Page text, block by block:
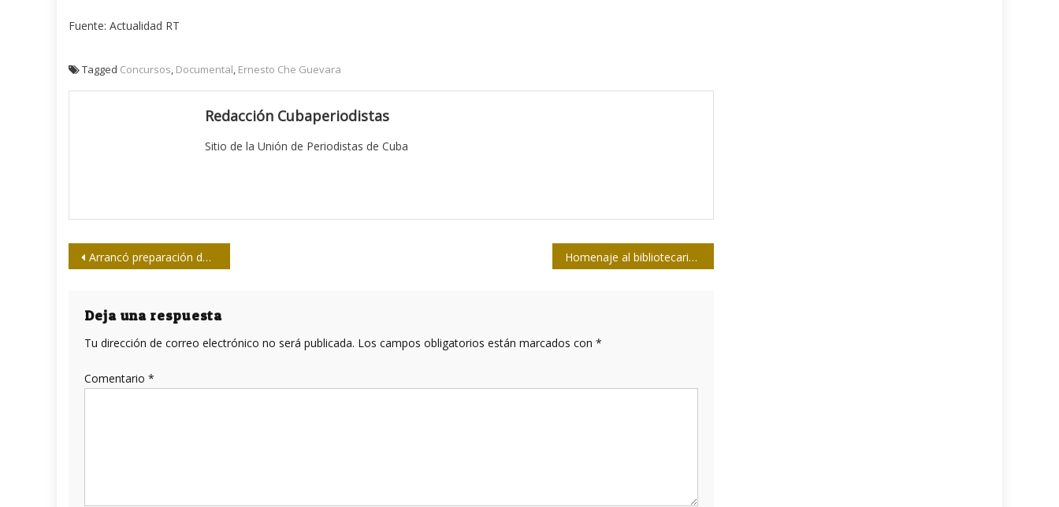
Fuente: Actualidad RT
Tagged Concursos Documental Ernesto Che Guevara
Redacción Cubaperiodistas
Sitio de la Unión de Periodistas de Cuba
Navegación
entradas
Arrancó preparación de prensa deportiva rumbo a Barranquilla 2018 Homenaje al bibliotecario: Martí y las bibliotecas
Deja una respuesta
Tu dirección de correo electrónico no será publicada. Los campos obligatorios están marcados con *
Comentario *